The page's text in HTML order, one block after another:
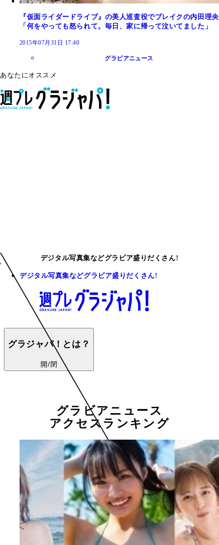
『仮面ライダードライブ』の美人巡査役でブレイクの内田理央
「何をやっても怒られて。毎日、家に帰って泣いてました」
2015年07月31日 17:40
グラビアニュース
あなたにオススメ
デジタル写真集などグラビア盛りだくさん!
デジタル写真集などグラビア盛りだくさん!
グラジャパ！とは？
開/閉
グラビアニュース
アクセスランキング